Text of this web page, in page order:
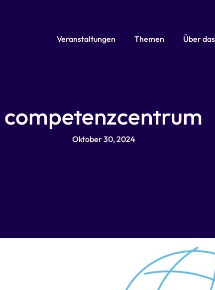
Veranstaltungen Themen Über
competenzcentrum
Oktober 30, 2024